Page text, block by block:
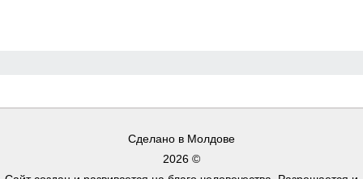
Сделано в Молдове
2026 ©